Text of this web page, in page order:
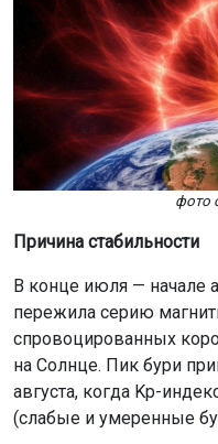
фото
Причина стабильности
В конце июля — начале
пережила серию
спровоцированных
на Солнце. Пик бури
августа, когда Kp-
(слабые и умеренные